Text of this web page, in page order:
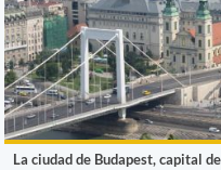
La ciudad de Budapest, capital